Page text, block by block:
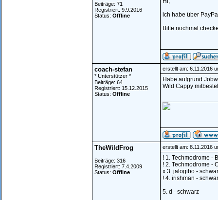
Beiträge: 71
Registriert: 9.9.2016
Status: Offline
ich habe über
Bitte nochmal
coach-stefan
* Unterstützer *
Beiträge: 64
Registriert: 15.12.2015
Status: Offline
erstellt am: 6.11.2016
Habe aufgrund
Wild Cappy
TheWildFrog
Beiträge: 316
Registriert: 7.4.2009
Status: Offline
erstellt am: 8.11.2016
! 1. Techmodrome -
! 2. Techmodrome -
x 3. jalogibo -
! 4. irishman -
5. d - schwarz